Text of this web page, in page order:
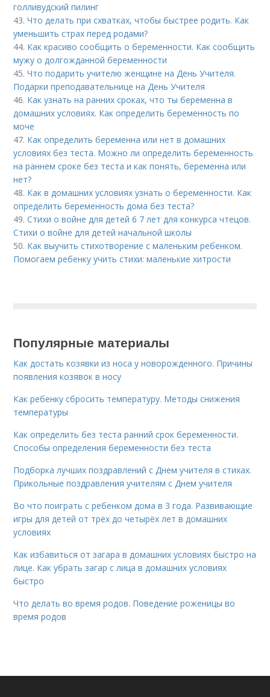
голливудский пилинг
43.Что делать при схватках, чтобы быстрее родить. Как
уменьшить страх перед родами?
44. Как красиво сообщить о беременности. Как сообщить
мужу о долгожданной беременности
45.Что подарить учителю женщине на День Учителя.
Подарки преподавательнице на День Учителя
46. Как узнать на ранних сроках, что ты беременна в
домашних условиях. Как определить беременность по
моче
47. Как определить беременна или нет в домашних
условиях без теста. Можно ли определить беременность
на раннем сроке без теста и как понять, беременна или
нет?
48. Как в домашних условиях узнать о беременности. Как
определить беременность дома без теста?
49.Стихи о войне для детей 6 7 лет для конкурса чтецов.
Стихи о войне для детей начальной школы
50. Как выучить стихотворение с маленьким ребенком.
Помогаем ребенку учить стихи: маленькие хитрости
Популярные материалы
Как достать козявки из носа у новорожденного. Причины
появления козявок в носу
Как ребенку сбросить температуру. Методы снижения
температуры
Как определить без теста ранний срок беременности.
Способы определения беременности без теста
Подборка лучших поздравлений с Днем учителя в стихах.
Прикольные поздравления учителям с Днем учителя
Во что поиграть с ребенком дома в 3 года. Развивающие
игры для детей от трёх до четырёх лет в домашних
условиях
Как избавиться от загара в домашних условиях быстро на
лице. Как убрать загар с лица в домашних условиях
быстро
Что делать во время родов. Поведение роженицы во
время родов